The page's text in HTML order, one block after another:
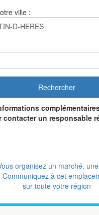
ville :
Rechercher
contacter un responsable
organisez un marché,
Communiquez à cet
sur toute votre région